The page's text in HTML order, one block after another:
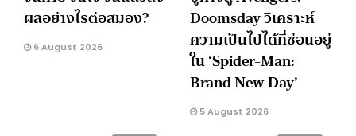
ผลอย่างไรต่อสมอง?
6 August 2026
Doomsday วิเคราะห์
ความเป็นไปได้ที่ซ่อนอยู่
ใน ‘Spider-Man:
Brand New Day’
5 August 2026